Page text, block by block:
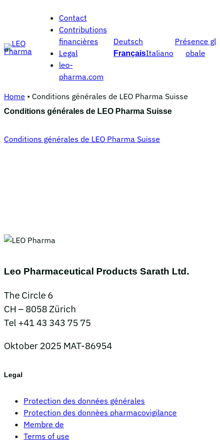
Contact
Contributions
financières
Legal
leo-
pharma.com
Deutsch
FrançaisItaliano
Présence gl
obale
Home • Conditions générales de LEO Pharma Suisse
Conditions générales de LEO Pharma Suisse
Conditions générales de LEO Pharma Suisse
Leo Pharmaceutical Products Sarath Ltd.
The Circle 6
CH – 8058 Zürich
Tel +41 43 343 75 75
Oktober 2025 MAT-86954
Legal
Protection des données générales
Protection des donnèes pharmacovigilance
Membre de
Terms of use